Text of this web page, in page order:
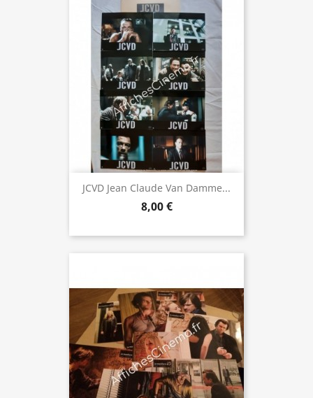
JCVD Jean Claude Van Damme...
8,00 €